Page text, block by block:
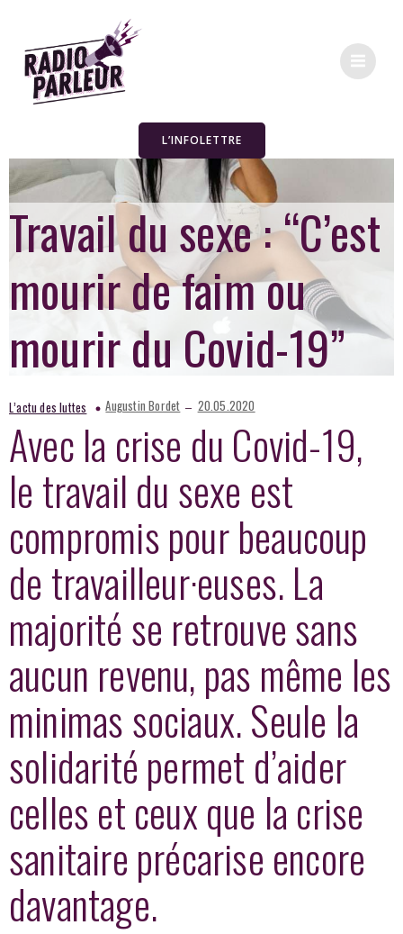
L’INFOLETTRE
Travail du sexe : “C’est
mourir de faim ou
mourir du Covid-19”
L’actu des luttes Augustin Bordet – 20.05.2020
Avec la crise du Covid-19,
le travaildu sexe est
compromis pour beaucoup
de travailleur·euses. La
majorité se retrouvesans
aucun revenu, pas même les
minimas sociaux. Seule la
solidarité permet d’aider
celles et ceux que la crise
sanitaire précarise encore
davantage.